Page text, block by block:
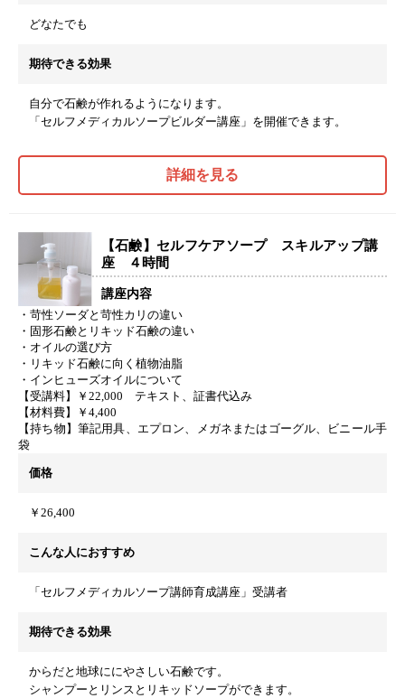
どなたでも
期待できる効果
自分で石鹸が作れるようになります。
「セルフメディカルソープビルダー講座」を開催できます。
詳細を見る
【石鹸】セルフケアソープ スキルアップ講
座 ４時間
講座内容
・苛性ソーダと苛性カリの違い
・固形石鹸とリキッド石鹸の違い
・オイルの選び方
・リキッド石鹸に向く植物油脂
・インヒューズオイルについて
【受講料】￥22,000 テキスト、証書代込み
【材料費】￥4,400
【持ち物】筆記用具、エプロン、メガネまたはゴーグル、ビニール手
袋
価格
￥26,400
こんな人におすすめ
「セルフメディカルソープ講師育成講座」受講者
期待できる効果
からだと地球ににやさしい石鹸です。
シャンプーとリンスとリキッドソープができます。